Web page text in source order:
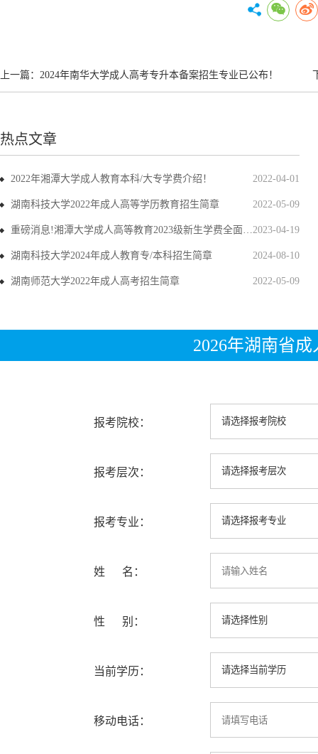
上一篇： 2024年南华大学成人高考专升本备案招生专业已公布！
热点文章
2022-04-01
2022年湘潭大学成人教育本科/大专学费介绍！
2022-05-09
湖南科技大学2022年成人高等学历教育招生简章
2023-04-19
重磅消息!湘潭大学成人高等教育2023级新生学费全面上调
2024-08-10
湖南科技大学2024年成人教育专/本科招生简章
2022-05-09
湖南师范大学2022年成人高考招生简章
2026年湖南省
报考院校：
报考层次：
报考专业：
姓 名：
性 别：
当前学历：
移动电话：